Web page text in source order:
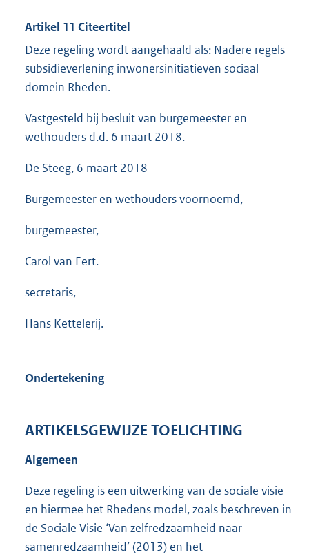
Artikel 11 Citeertitel
Deze regeling wordt aangehaald als: Nadere regels
subsidieverlening inwonersinitiatieven sociaal
domein Rheden.
Vastgesteld bij besluit van burgemeester en
wethouders d.d. 6 maart 2018.
De Steeg, 6 maart 2018
Burgemeester en wethouders voornoemd,
burgemeester,
Carol van Eert.
secretaris,
Hans Kettelerij.
Ondertekening
ARTIKELSGEWIJZE TOELICHTING
Algemeen
Deze regeling is een uitwerking van de sociale visie
en hiermee het Rhedens model, zoals beschreven in
de Sociale Visie ‘Van zelfredzaamheid naar
samenredzaamheid’ (2013) en het